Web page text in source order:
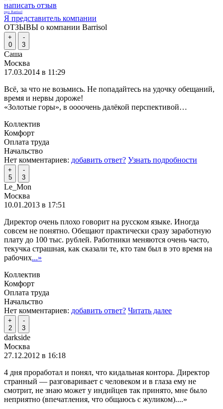
написать отзыв
про Barrisol
Я представитель компании
ОТЗЫВЫ о компании Barrisol
+
0
-
3
Саша
Москва
17.03.2014 в 11:29
Всё, за что не возьмись. Не попадайтесь на удочку обещаний,
время и нервы дороже!
«Золотые горы», в оооочень далёкой перспективой…
Коллектив
Комфорт
Оплата труда
Начальство
Нет комментариев: добавить ответ? Узнать подробности
+
5
-
3
Le_Mon
Москва
10.01.2013 в 17:51
Директор очень плохо говорит на русском языке. Иногда
совсем не понятно. Обещают практически сразу заработную
плату до 100 тыс. рублей. Работники меняются очень часто,
текучка страшная, как сказали те, кто там был в это время на
рабочих...»
Коллектив
Комфорт
Оплата труда
Начальство
Нет комментариев: добавить ответ? Читать далее
+
2
-
3
darkside
Москва
27.12.2012 в 16:18
4 дня проработал и понял, что кидальная контора. Директор
странный — разговаривает с человеком и в глаза ему не
смотрит, не знаю может у индийцев так принято, мне было
неприятно (впечатления, что общаюсь с жуликом)....»